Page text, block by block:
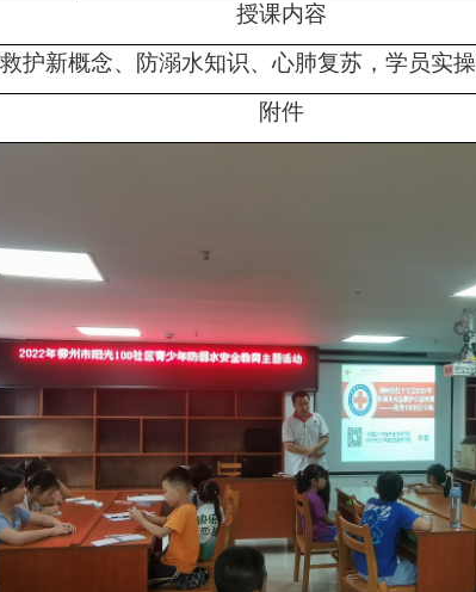
授课内容
护新概念、防溺水知识、心肺复苏，学员实
附件